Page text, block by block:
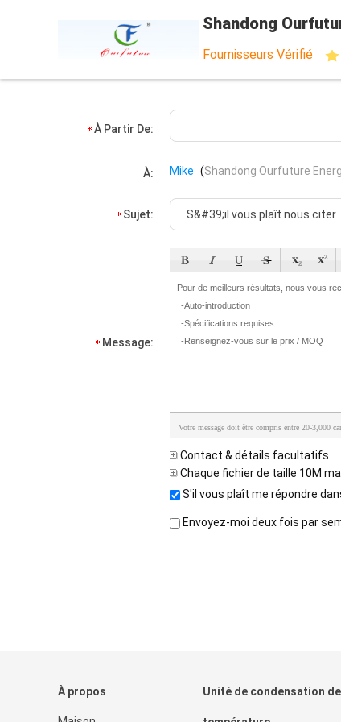
Shandong
Fournisseurs Vérifié
À Partir De:
À: Mike (Shandong Ourfuture
Sujet:
Message:
Votre message doit être compris entre 20-3,000
Contact & détails facultatifs
Chaque fichier de taille 10M
S'il vous plaît me répondre
Envoyez-moi deux fois par
À propos Unité de condensation